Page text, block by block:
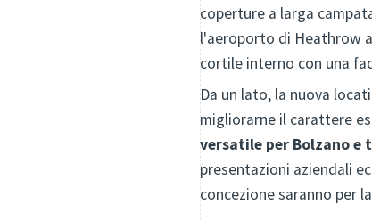
coperture a larga
l'aeroporto di Heathrow
cortile interno con una
Da un lato, la nuova
migliorarne il carattere
versatile per Bolzano
presentazioni aziendali
concezione saranno per